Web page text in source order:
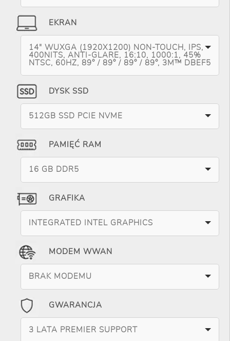
EKRAN
14" WUXGA (1920X1200) NON-TOUCH, IPS,
400NITS, ANTI-GLARE, 16:10, 1000:1, 45%
NTSC, 60HZ, 89° / 89° / 89° / 89°, 3M™ DBEF5
DYSK SSD
512GB SSD PCIE NVME
PAMIĘĆ RAM
16 GB DDR5
GRAFIKA
INTEGRATED INTEL GRAPHICS
MODEM WWAN
BRAK MODEMU
GWARANCJA
3 LATA PREMIER SUPPORT